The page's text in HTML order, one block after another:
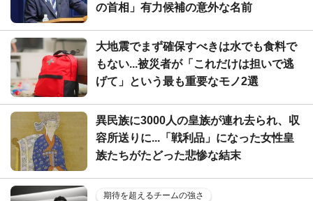
の首相」有力候補の意外な名前
大地震でまず確保すべきは水でも食料で
もない...被災者が「これだけは担いで逃
げて」という最も重要なモノ2選
異民族に3000人の皇族が連れ去られ、収
容所送りに...「戦利品」になった女性皇
族たちがたどった悲惨な結末
期待を超えるチームの強さ